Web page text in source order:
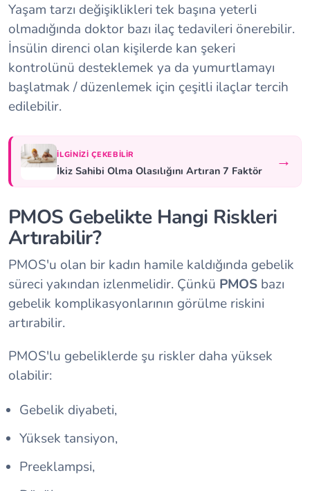
Yaşam tarzı değişiklikleri tek başına yeterli
olmadığında doktor bazı ilaç tedavileri önerebilir.
İnsülin direnci olan kişilerde kan şekeri
kontrolünü desteklemek ya da yumurtlamayı
başlatmak / düzenlemek için çeşitli ilaçlar tercih
edilebilir.
İLGINIZI ÇEKEBILIR
İkiz Sahibi Olma Olasılığını Artıran 7 Faktör →
PMOS Gebelikte Hangi Riskleri
Artırabilir?
PMOS'u olan bir kadın hamile kaldığında gebelik
süreci yakından izlenmelidir. Çünkü PMOS bazı
gebelik komplikasyonlarının görülme riskini
artırabilir.
PMOS'lu gebeliklerde şu riskler daha yüksek
olabilir:
Gebelik diyabeti,
Yüksek tansiyon,
Preeklampsi,